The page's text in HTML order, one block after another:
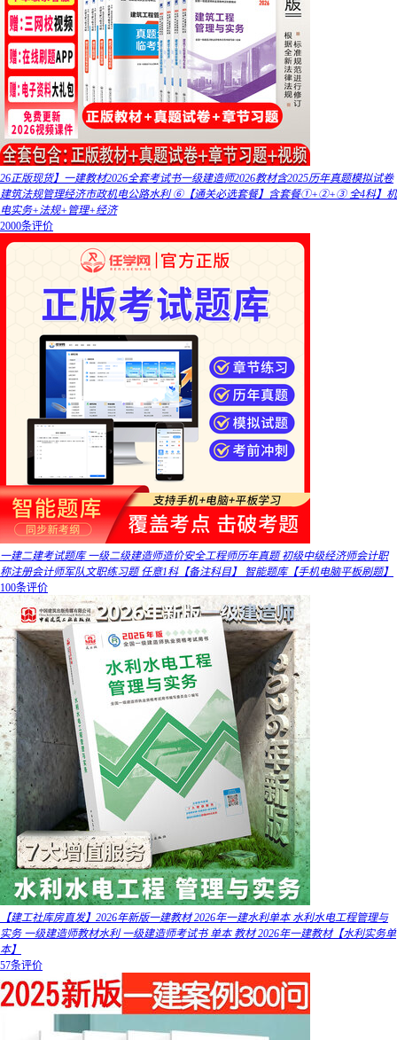
26正版现货】一建教材2026全套考试书一级建造师2026教材含2025历年真题模拟试卷
建筑法规管理经济市政机电公路水利 ⑥【通关必选套餐】含套餐①+②+③ 全4科】机
电实务+法规+管理+经济
2000条评价
一建二建考试题库 一级二级建造师造价安全工程师历年真题 初级中级经济师会计职
称注册会计师军队文职练习题 任意1科【备注科目】 智能题库【手机电脑平板刷题】
100条评价
【建工社库房直发】2026年新版一建教材 2026年一建水利单本 水利水电工程管理与
实务 一级建造师教材水利 一级建造师考试书 单本 教材 2026年一建教材【水利实务单
本】
57条评价